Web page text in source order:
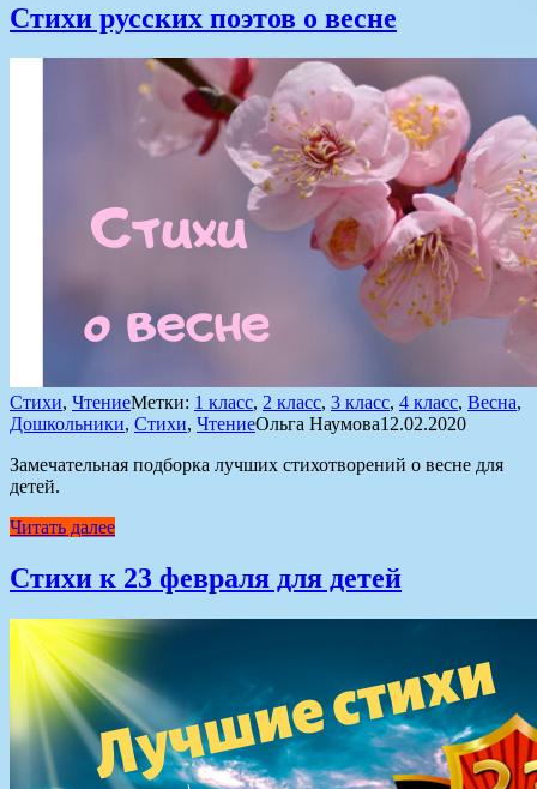
Стихи русских поэтов о весне
Стихи, ЧтениеМетки: 1 класс, 2 класс, 3 класс, 4 класс, Весна,
Дошкольники, Стихи, ЧтениеОльга Наумова12.02.2020
Замечательная подборка лучших стихотворений о весне для
детей.
Читать далее
Стихи к 23 февраля для детей